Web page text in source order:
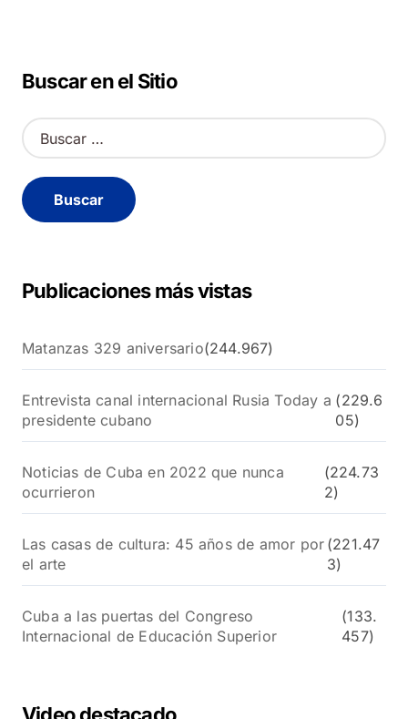
Buscar en el Sitio
B
u
c
a
Publicaciones más vistas
Matanzas 329 aniversario(244.967)
Entrevista canal internacional Rusia Today a
presidente cubano
(229.6
05)
Noticias de Cuba en 2022 que nunca
ocurrieron
(224.73
2)
Las casas de cultura: 45 años de amor por
el arte
(221.47
3)
Cuba a las puertas del Congreso
Internacional de Educación Superior
(133.
457)